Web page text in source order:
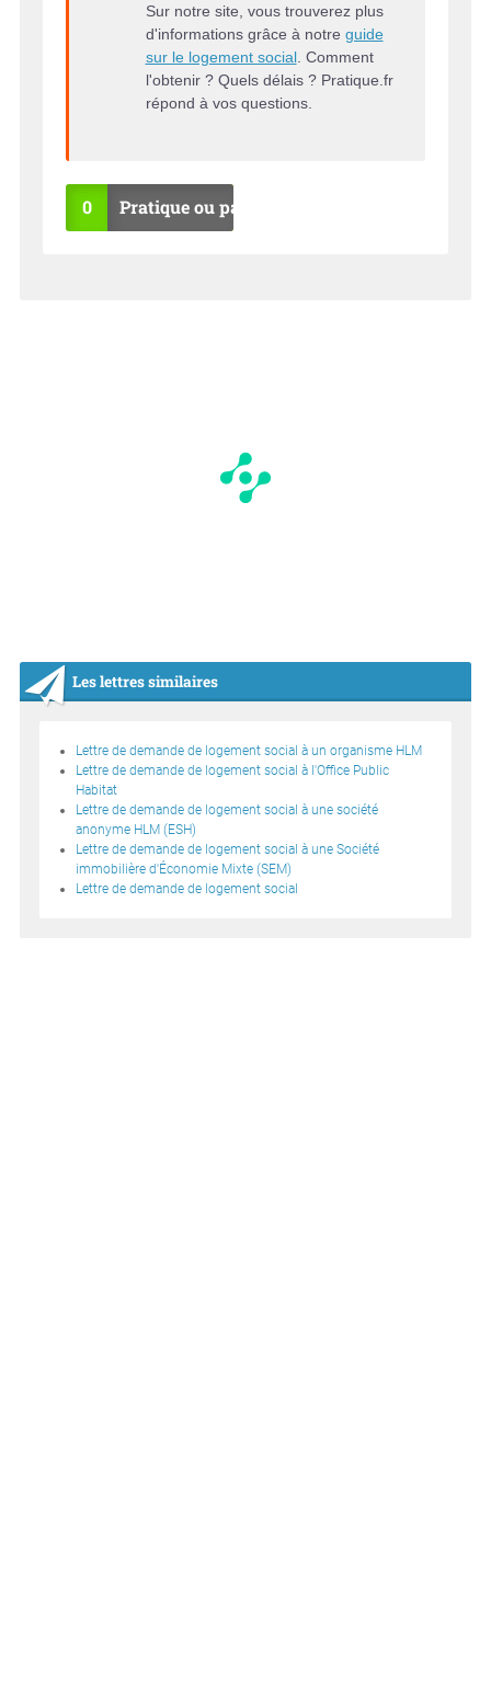
Sur notre site, vous trouverez plus
d'informations grâce à notre guide
sur le logement social. Comment
l'obtenir ? Quels délais ? Pratique.fr
répond à vos questions.
0 Pratique ou pas ?
Les lettres similaires
Lettre de demande de logement social à un organisme HLM
Lettre de demande de logement social à l'Office Public
Habitat
Lettre de demande de logement social à une société
anonyme HLM (ESH)
Lettre de demande de logement social à une Société
immobilière d'Économie Mixte (SEM)
Lettre de demande de logement social